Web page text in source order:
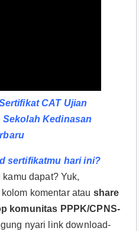
CAT Ujian
Sekolah Kedinasan
sertifikatmu hari ini?
dapat? Yuk,
komentar atau share
komunitas PPPK/CPNS-
nyari link download-